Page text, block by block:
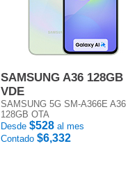
SAMSUNG A36 128GB
VDE
SAMSUNG 5G SM-A366E A36
128GB OTA
Desde $528 al mes
Contado $6,332